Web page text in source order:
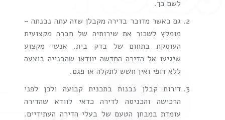
לשם כך.
גם כאשר מדובר בדירה מקבלן שזה עתה נבנתה –
מומלץ לשכור את שירותיה של חברה מקצועית
העוסקת בתחום של בדק בית. אנשי מקצוע
שיגיעו אל הדירה החדשה יוודאו שהבנייה בוצעה
ללא דופי ואין חשש לתקלה או פגם.
דירות קבלן נבנות בתכנית קבועה ולכן לפני
הרכישה והכניסה לדירה כדאי לוודא שהדירה
עומדת במבחן הטעם של בעלי הדירה העתידיים.